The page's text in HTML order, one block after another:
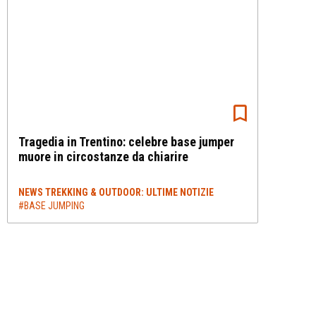
Tragedia in Trentino: celebre base jumper
muore in circostanze da chiarire
NEWS TREKKING & OUTDOOR: ULTIME NOTIZIE
#BASE JUMPING